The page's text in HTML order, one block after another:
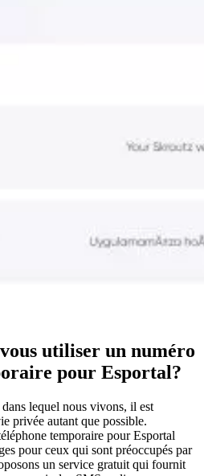
utiliser un numéro
pour Esportal?
lequel nous vivons, il est
privée autant que possible.
temporaire pour Esportal
pour ceux qui sont préoccupés par
un service gratuit qui fournit